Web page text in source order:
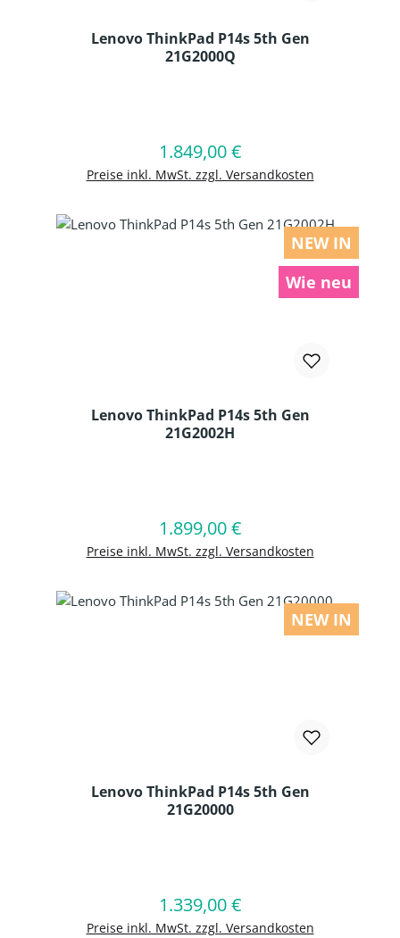
Lenovo ThinkPad P14s 5th Gen
21G2000Q
Regulärer Preis:
1.849,00 €
Preise inkl. MwSt. zzgl. Versandkosten
In den Warenkorb
NEW IN
Wie neu
Lenovo ThinkPad P14s 5th Gen
21G2002H
Regulärer Preis:
1.899,00 €
Preise inkl. MwSt. zzgl. Versandkosten
In den Warenkorb
NEW IN
Lenovo ThinkPad P14s 5th Gen
21G20000
Regulärer Preis:
1.339,00 €
Preise inkl. MwSt. zzgl. Versandkosten
In den Warenkorb